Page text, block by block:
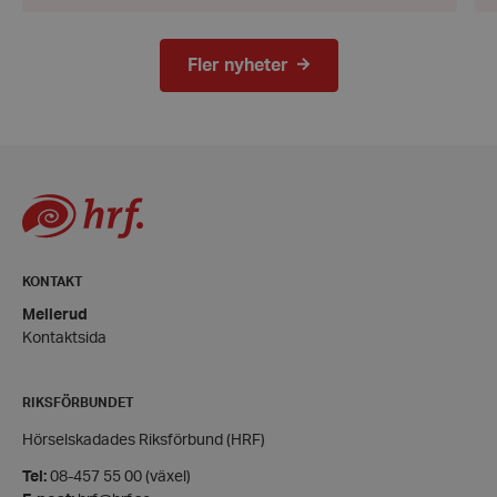
Fler nyheter
KONTAKT
Mellerud
Kontaktsida
RIKSFÖRBUNDET
Hörselskadades Riksförbund (HRF)
Tel: 08-457 55 00 (växel)
wordpress_test_cookie
PHPSESSID